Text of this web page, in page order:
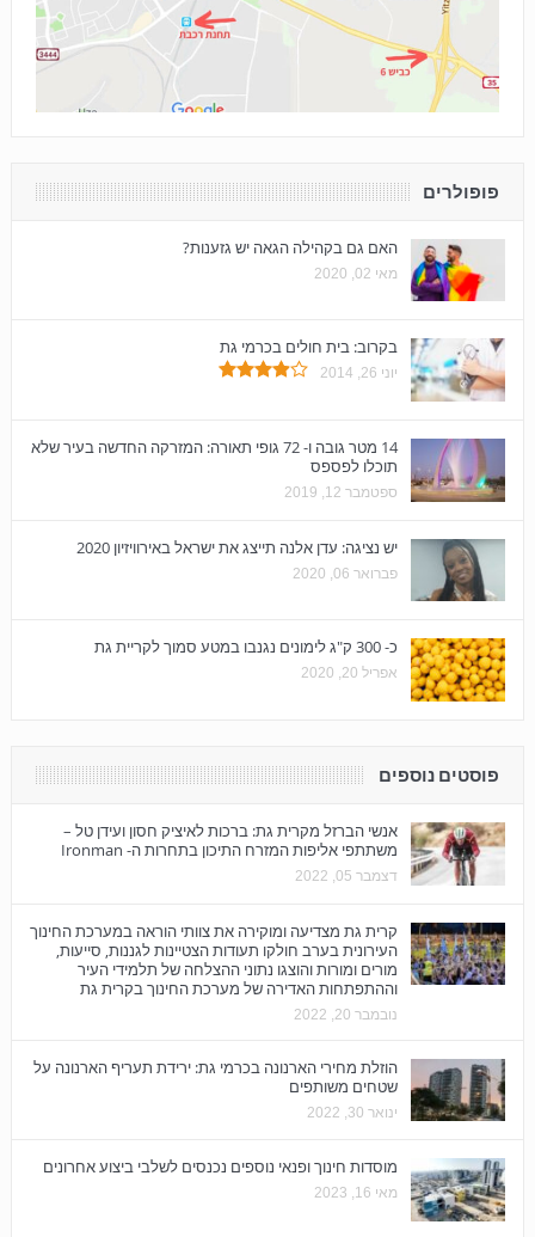
פופולרים
האם גם בקהילה הגאה יש גזענות?
מאי 02, 2020
בקרוב: בית חולים בכרמי גת
יוני 26, 2014
14 מטר גובה ו- 72 גופי תאורה: המזרקה החדשה בעיר שלא
תוכלו לפספס
ספטמבר 12, 2019
יש נציגה: עדן אלנה תייצג את ישראל באירוויזיון 2020
פברואר 06, 2020
כ- 300 ק"ג לימונים נגנבו במטע סמוך לקריית גת
אפריל 20, 2020
פוסטים נוספים
אנשי הברזל מקרית גת: ברכות לאיציק חסון ועידן טל –
משתתפי אליפות המזרח התיכון בתחרות ה- Ironman‏
דצמבר 05, 2022
קרית גת מצדיעה ומוקירה את צוותי הוראה במערכת החינוך
העירונית בערב חולקו תעודות הצטיינות לגננות, סייעות,
מורים ומורות והוצגו נתוני ההצלחה של תלמידי העיר
וההתפתחות האדירה של מערכת החינוך בקרית גת
נובמבר 20, 2022
הוזלת מחירי הארנונה בכרמי גת: ירידת תעריף הארנונה על
שטחים משותפים
ינואר 30, 2022
מוסדות חינוך ופנאי נוספים נכנסים לשלבי ביצוע אחרונים
מאי 16, 2023